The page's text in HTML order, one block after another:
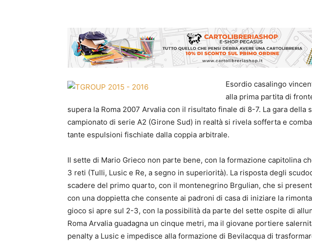
Esordio casalingo
alla prima partita di
supera la Roma 2007 Arvalia con il risultato finale di 8-7. La gara della
campionato di serie A2 (Girone Sud) in realtà si rivela sofferta e
tante espulsioni fischiate dalla coppia arbitrale.
Il sette di Mario Grieco non parte bene, con la formazione capitolina
3 reti (Tulli, Lusic e Re, a segno in superiorità). La risposta degli
scadere del primo quarto, con il montenegrino Brgulian, che si
con una doppietta che consente ai padroni di casa di iniziare la
gioco si apre sul 2-3, con la possibilità da parte del sette ospite di
Roma Arvalia guadagna un cinque metri, ma il giovane portiere
penalty a Lusic e impedisce alla formazione di Bevilacqua di